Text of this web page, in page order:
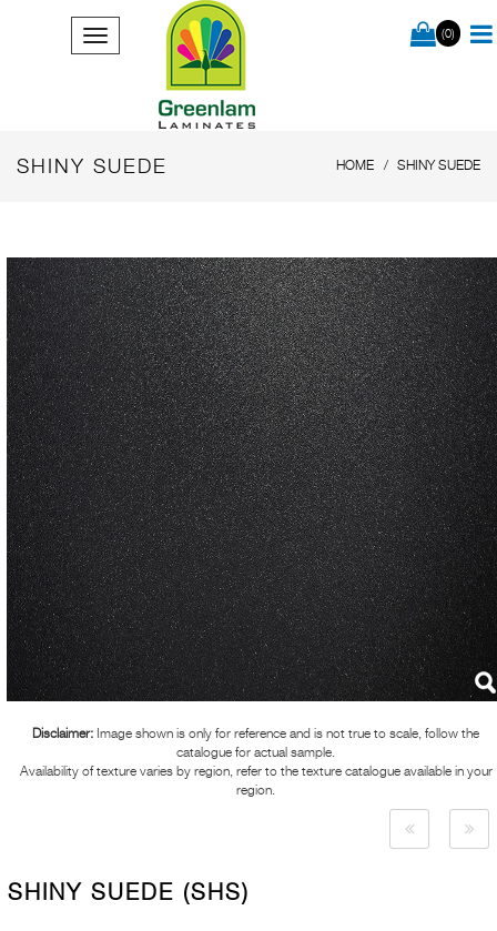
(0)
SHINY SUEDE HOME SHINY SUEDE
Disclaimer: Image shown is only for reference and is not true to scale, follow the
catalogue for actual sample.
Availability of texture varies by region, refer to the texture catalogue available in your
region.
SHINY SUEDE (SHS)